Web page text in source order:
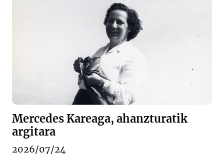
Mercedes Kareaga, ahanzturatik
argitara
2026/07/24